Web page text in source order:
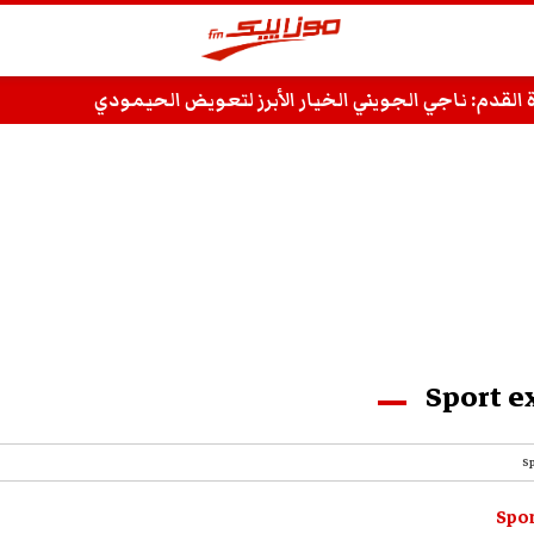
ناجي الجويني الخيار الأبرز لتعويض الحيمودي
Sport